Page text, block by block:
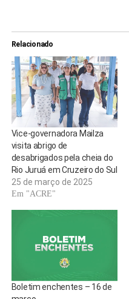
Relacionado
Vice-governadora Mailza
visita abrigo de
desabrigados pela cheia do
Rio Juruá em Cruzeiro do Sul
25 de março de 2025
Em "ACRE"
Boletim enchentes – 16 de